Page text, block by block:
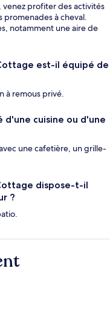
profiter des activités
promenades à cheval.
notamment une aire de
est-il équipé de
à remous privé.
cuisine ou d'une
une cafetière, un grille-
dispose-t-il
?